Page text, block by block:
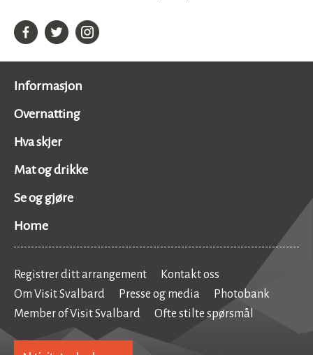
Informasjon
Overnatting
Hva skjer
Mat og drikke
Se og gjøre
Home
Registrer ditt arrangement
Kontakt oss
Om Visit Svalbard
Presse og media
Photobank
Member of Visit Svalbard
Ofte stilte spørsmål